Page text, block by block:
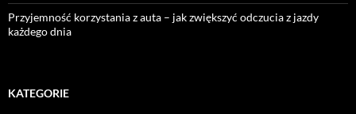
Przyjemność korzystania z auta – jak zwiększyć odczucia z jazdy
każdego dnia
KATEGORIE